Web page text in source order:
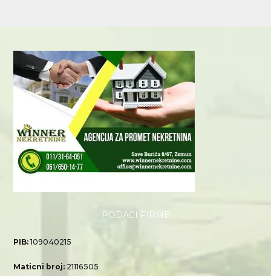
PODACI FIRME
PIB:109040215
Maticni broj: 21116505